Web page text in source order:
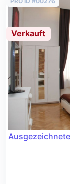
Verkauft